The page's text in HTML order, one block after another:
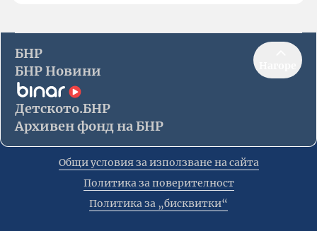
БНР
БНР Новини
Детското.БНР
Архивен фонд на БНР
Общи условия за използване на сайта
Политика за поверителност
Политика за „бисквитки“